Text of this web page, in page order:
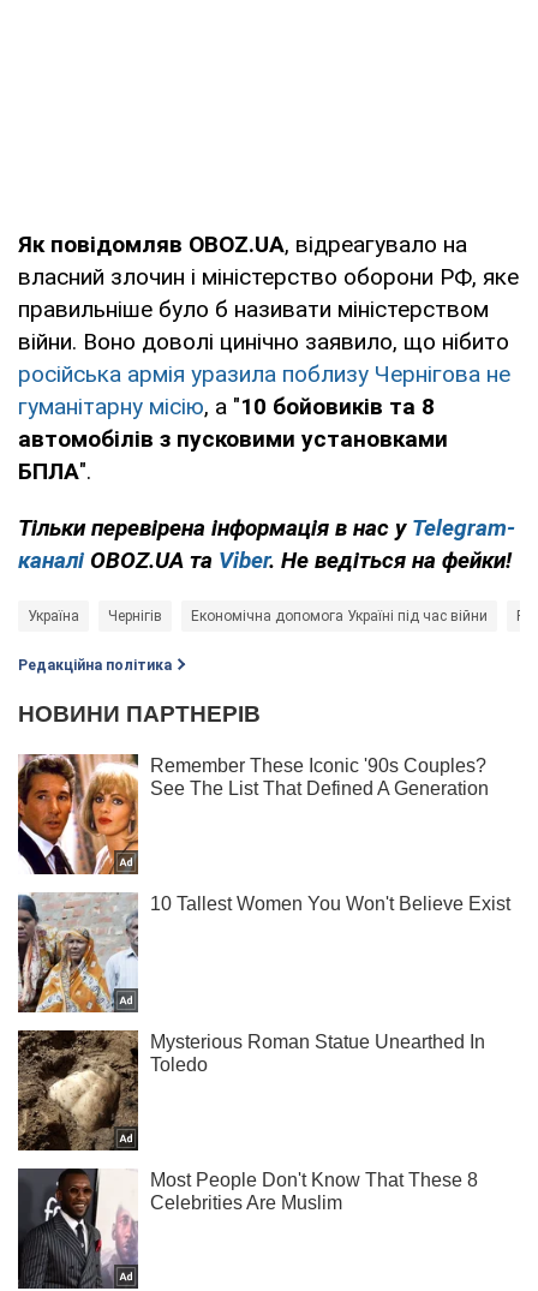
Як повідомляв OBOZ.UA, відреагувало на
власний злочин і міністерство оборони РФ, яке
правильніше було б називати міністерством
війни. Воно доволі цинічно заявило, що нібито
російська армія уразила поблизу Чернігова не
гуманітарну місію, а "10 бойовиків та 8
автомобілів з пусковими установками
БПЛА".
Тільки перевірена інформація в нас у Telegram-
каналі OBOZ.UA та Viber. Не ведіться на фейки!
Україна Чернігів Економічна допомога Україні під час війни
Редакційна політика